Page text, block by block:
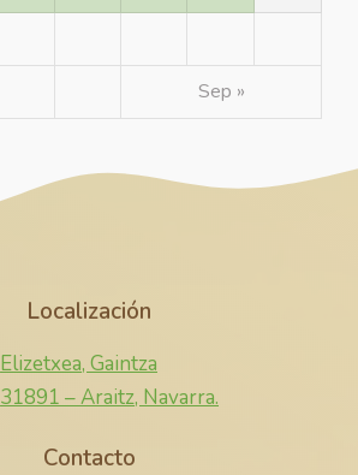
Sep »
Localización
Elizetxea, Gaintza
31891 – Araitz, Navarra.
Contacto